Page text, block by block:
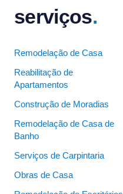
serviços.
Remodelação de Casa
Reabilitação de
Apartamentos
Construção de Moradias
Remodelação de Casa de
Banho
Serviços de Carpintaria
Obras de Casa